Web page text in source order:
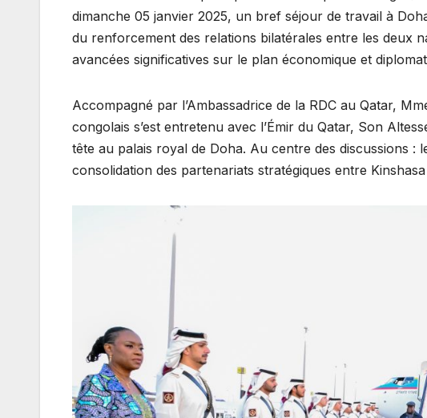
dimanche 05 janvier 2025, un bref séjour de travail à
du renforcement des relations bilatérales entre les deux
avancées significatives sur le plan économique et
Accompagné par l’Ambassadrice de la RDC au Qatar,
congolais s’est entretenu avec l’Émir du Qatar, Son
tête au palais royal de Doha. Au centre des discussions :
consolidation des partenariats stratégiques entre